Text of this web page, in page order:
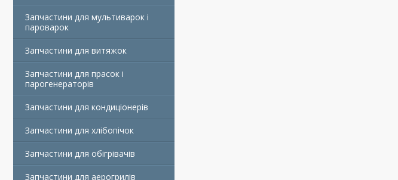
Запчастини для мультиварок і
пароварок
Запчастини для витяжок
Запчастини для прасок і
парогенераторів
Запчастини для кондиціонерів
Запчастини для хлібопічок
Запчастини для обігрівачів
Запчастини для аерогрилів